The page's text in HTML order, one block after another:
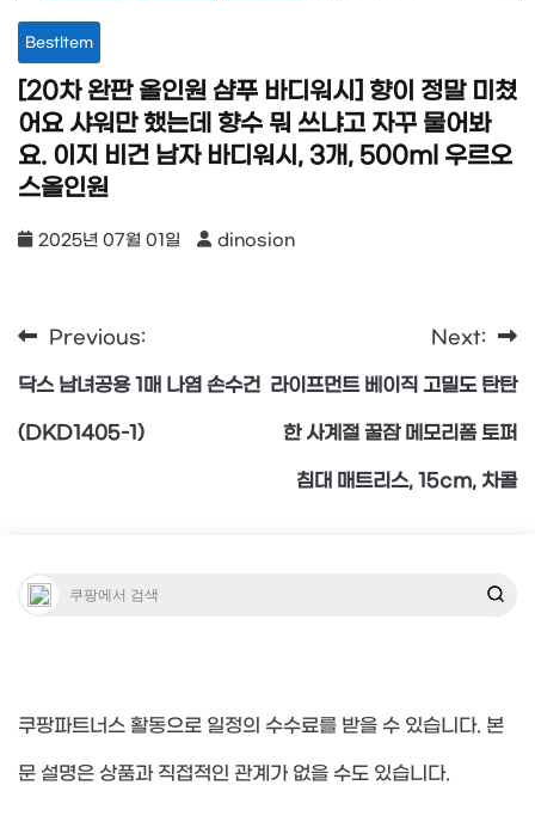
BestItem
[20차 완판 올인원 샴푸 바디워시] 향이 정말 미쳤
어요 샤워만 했는데 향수 뭐 쓰냐고 자꾸 물어봐
요. 이지 비건 남자 바디워시, 3개, 500ml 우르오
스올인원
2025년 07월 01일 dinosion
글
탐
Previous:
닥스 남녀공용 1매 나염 손수건
(DKD1405-1)
Next:
라이프먼트 베이직 고밀도 탄탄
한 사계절 꿀잠 메모리폼 토퍼
침대 매트리스, 15cm, 차콜
쿠팡파트너스 활동으로 일정의 수수료를 받을 수 있습니다. 본
문 설명은 상품과 직접적인 관계가 없을 수도 있습니다.